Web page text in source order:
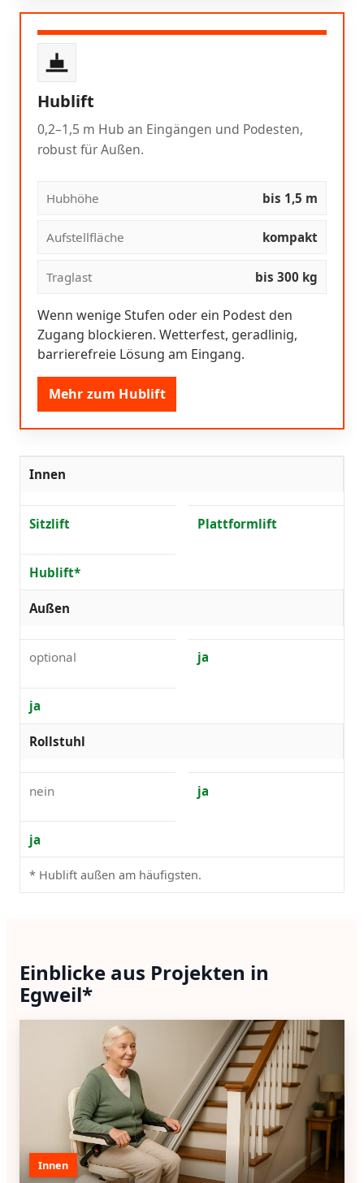
Hublift
0,2–1,5 m Hub an Eingängen und Podesten,
robust für Außen.
Hubhöhe bis 1,5 m
Aufstellfläche kompakt
Traglast bis 300 kg
Wenn wenige Stufen oder ein Podest den
Zugang blockieren. Wetterfest, geradlinig,
barrierefreie Lösung am Eingang.
Mehr zum Hublift
Innen
Sitzlift Plattformlift
Hublift*
Außen
optional ja
ja
Rollstuhl
nein ja
ja
* Hublift außen am häufigsten.
Einblicke aus Projekten in
Egweil*
Innen